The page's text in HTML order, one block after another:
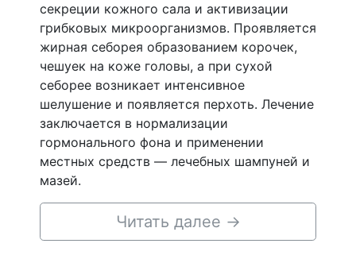
секреции кожного сала и активизации
грибковых микроорганизмов. Проявляется
жирная себорея образованием корочек,
чешуек на коже головы, а при сухой
себорее возникает интенсивное
шелушение и появляется перхоть. Лечение
заключается в нормализации
гормонального фона и применении
местных средств — лечебных шампуней и
мазей.
Читать далее →